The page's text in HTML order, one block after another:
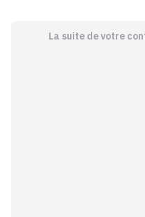
La suite de votre